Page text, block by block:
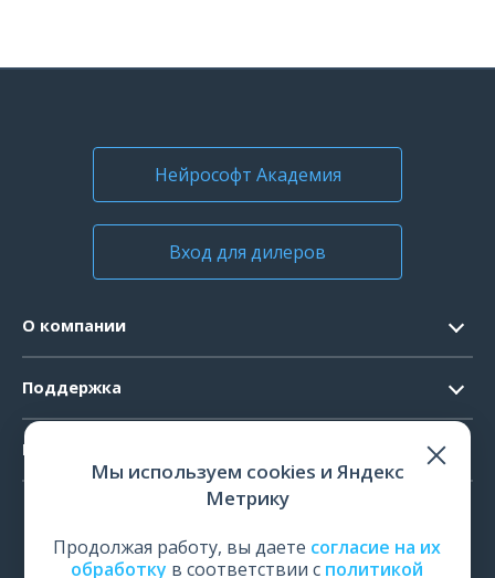
Нейрософт Академия
Вход для дилеров
О компании
Официальные документы
Поддержка
Системные требования
Поверка и калибровка
Продукты
ЭМГ
Мы используем cookies и Яндекс
Метрику
Продолжая работу, вы даете согласие на их
обработку в соответствии с политикой